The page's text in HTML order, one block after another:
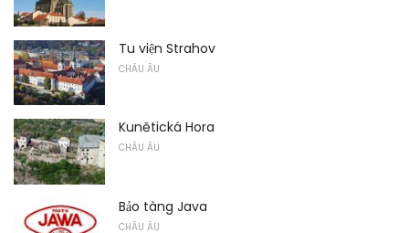
Tu viện Strahov
CHÂU ÂU
Kunětická Hora
CHÂU ÂU
Bảo tàng Java
CHÂU ÂU